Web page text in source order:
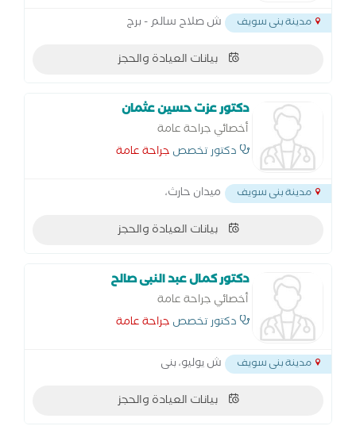
مدينة بنى سويف ش صلاح سالم - برج
بيانات العيادة والحجز
دكتور عزت حسين عثمان
أخصائي جراحة عامة
دكتور تخصص جراحة عامة
مدينة بنى سويف ميدان حارث،
بيانات العيادة والحجز
دكتور كمال عبد النبى صالح
أخصائي جراحة عامة
دكتور تخصص جراحة عامة
مدينة بنى سويف ش يوليو، بنى
بيانات العيادة والحجز